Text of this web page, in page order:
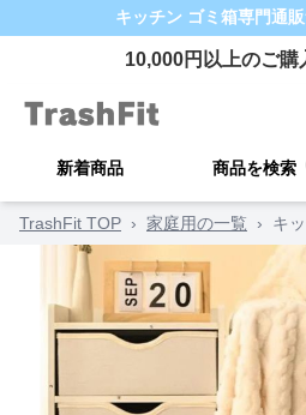
キッチン ゴミ箱専門通
10,000円以上のご購
新着商品 商品を検索
TrashFit TOP › 家庭用の一覧 › キ